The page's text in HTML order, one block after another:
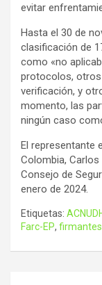
evitar
Hasta el 30 de
clasificación de
como «no
protocolos, otros
verificación, y
momento, las
ningún caso
El representante
Colombia,
Consejo de
enero de 2024.
Etiquetas:
Farc-EP,